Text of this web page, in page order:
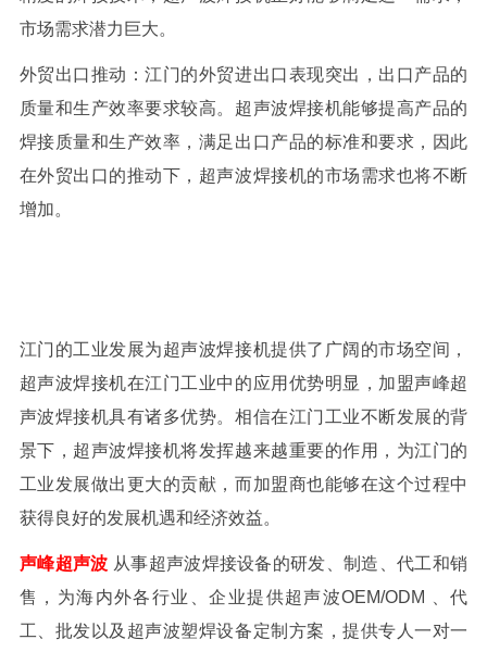
市场需求潜力巨大。
外贸出口推动：江门的外贸进出口表现突出，出口产品的
质量和生产效率要求较高。超声波焊接机能够提高产品的
焊接质量和生产效率，满足出口产品的标准和要求，因此
在外贸出口的推动下，超声波焊接机的市场需求也将不断
增加。
江门的工业发展为超声波焊接机提供了广阔的市场空间，
超声波焊接机在江门工业中的应用优势明显，加盟声峰超
声波焊接机具有诸多优势。相信在江门工业不断发展的背
景下，超声波焊接机将发挥越来越重要的作用，为江门的
工业发展做出更大的贡献，而加盟商也能够在这个过程中
获得良好的发展机遇和经济效益。
声峰超声波 从事超声波焊接设备的研发、制造、代工和销
售，为海内外各行业、企业提供超声波OEM/ODM 、代
工、批发以及超声波塑焊设备定制方案，提供专人一对一